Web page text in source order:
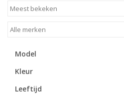
Model
Kleur
Leeftijd